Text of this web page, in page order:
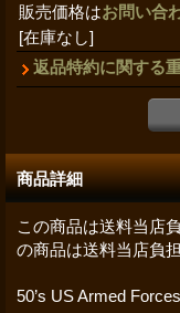
販売価格はお問い合
[在庫なし]
返品特約に関する
商品詳細
この商品は送料当店
の商品は送料当店負
50’s US Armed